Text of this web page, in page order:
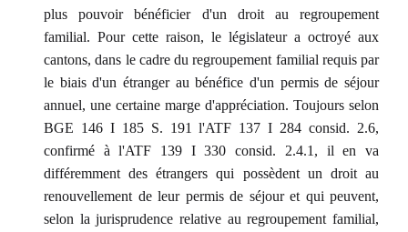
plus pouvoir bénéficier d'un droit au regroupement
familial. Pour cette raison, le législateur a octroyé aux
cantons, dans le cadre du regroupement familial requis par
le biais d'un étranger au bénéfice d'un permis de séjour
annuel, une certaine marge d'appréciation. Toujours selon
BGE 146 I 185 S. 191 l'ATF 137 I 284 consid. 2.6,
confirmé à l'ATF 139 I 330 consid. 2.4.1, il en va
différemment des étrangers qui possèdent un droit au
renouvellement de leur permis de séjour et qui peuvent,
selon la jurisprudence relative au regroupement familial,